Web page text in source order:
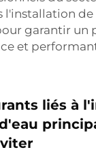
l'installation
garantir un
et
liés à